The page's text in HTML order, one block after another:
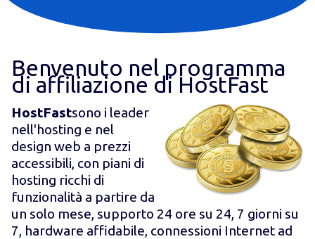
Benvenuto nel programma
di affiliazione di HostFast
HostFastsono i leader
nell'hosting e nel
design web a prezzi
accessibili, con piani di
hosting ricchi di
funzionalità a partire da
un solo mese, supporto 24 ore su 24, 7 giorni su
7, hardware affidabile, connessioni Internet ad